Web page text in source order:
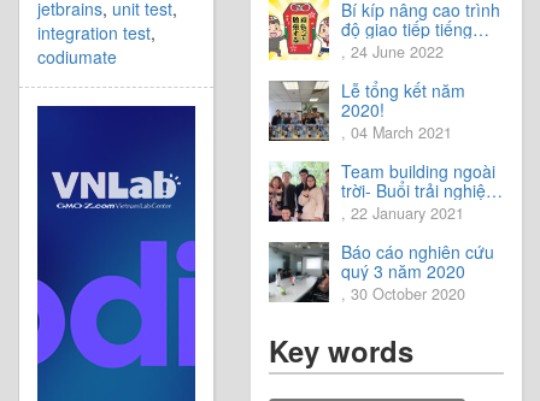
jetbrains, unit test,
integration test,
codiumate
Bí kíp nâng cao trình
độ giao tiếp tiếng
Nhật.
, 24 June 2022
Lễ tổng kết năm
2020!
, 04 March 2021
Team building ngoài
trời- Buổi trải nghiệm
tuyệt vời.
, 22 January 2021
Báo cáo nghiên cứu
quý 3 năm 2020
, 30 October 2020
Key words